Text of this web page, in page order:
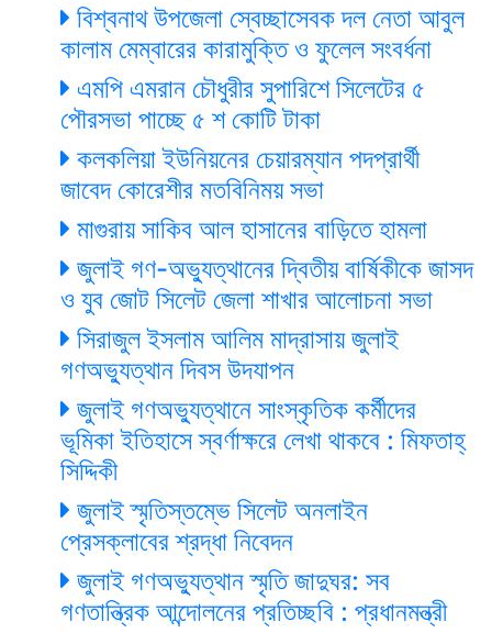
বিশ্বনাথ উপজেলা স্বেচ্ছাসেবক দল নেতা আবুল
কালাম মেম্বারের কারামুক্তি ও ফুলেল সংবর্ধনা
এমপি এমরান চৌধুরীর সুপারিশে সিলেটের ৫
পৌরসভা পাচ্ছে ৫ শ কোটি টাকা
কলকলিয়া ইউনিয়নের চেয়ারম্যান পদপ্রার্থী
জাবেদ কোরেশীর মতবিনিময় সভা
মাগুরায় সাকিব আল হাসানের বাড়িতে হামলা
জুলাই গণ-অভ্যুত্থানের দ্বিতীয় বার্ষিকীকে জাসদ
ও যুব জোট সিলেট জেলা শাখার আলোচনা সভা
সিরাজুল ইসলাম আলিম মাদ্রাসায় জুলাই
গণঅভ্যুত্থান দিবস উদযাপন
জুলাই গণঅভ্যুত্থানে সাংস্কৃতিক কর্মীদের
ভূমিকা ইতিহাসে স্বর্ণাক্ষরে লেখা থাকবে : মিফতাহ্
সিদ্দিকী
জুলাই স্মৃতিস্তম্ভে সিলেট অনলাইন
প্রেসক্লাবের শ্রদ্ধা নিবেদন
জুলাই গণঅভ্যুত্থান স্মৃতি জাদুঘর: সব
গণতান্ত্রিক আন্দোলনের প্রতিচ্ছবি : প্রধানমন্ত্রী